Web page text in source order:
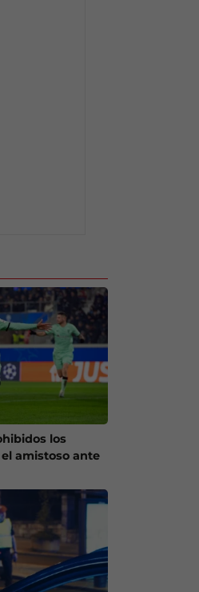
los
amistoso ante